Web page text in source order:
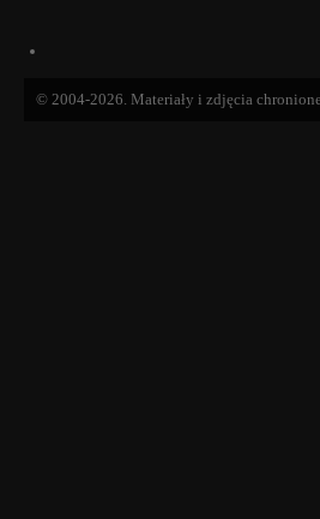
© 2004-2026. Materiały i zdjęcia